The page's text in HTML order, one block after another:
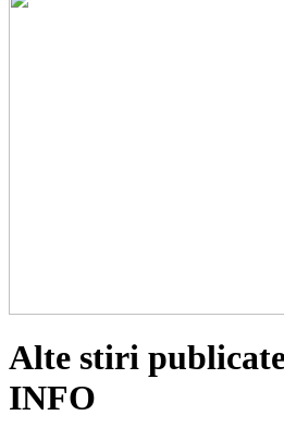
Alte stiri publicate
INFO